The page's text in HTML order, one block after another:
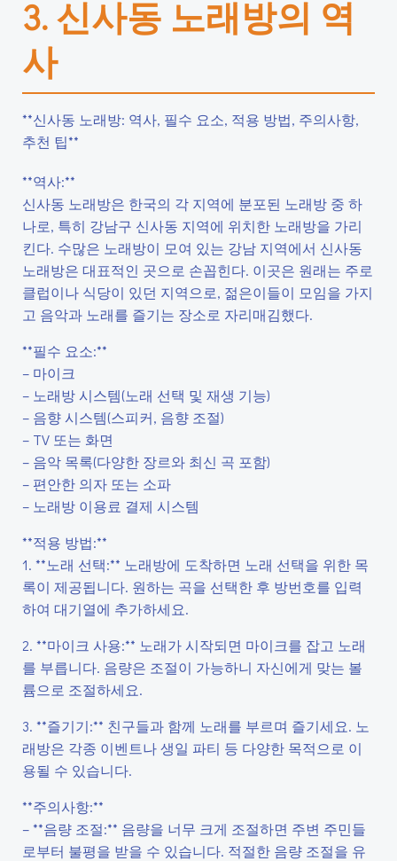
3. 신사동 노래방의 역
사
**신사동 노래방: 역사, 필수 요소, 적용 방법, 주의사항,
추천 팁**
**역사:**
신사동 노래방은 한국의 각 지역에 분포된 노래방 중 하
나로, 특히 강남구 신사동 지역에 위치한 노래방을 가리
킨다. 수많은 노래방이 모여 있는 강남 지역에서 신사동
노래방은 대표적인 곳으로 손꼽힌다. 이곳은 원래는 주로
클럽이나 식당이 있던 지역으로, 젊은이들이 모임을 가지
고 음악과 노래를 즐기는 장소로 자리매김했다.
**필수 요소:**
– 마이크
– 노래방 시스템(노래 선택 및 재생 기능)
– 음향 시스템(스피커, 음향 조절)
– TV 또는 화면
– 음악 목록(다양한 장르와 최신 곡 포함)
– 편안한 의자 또는 소파
– 노래방 이용료 결제 시스템
**적용 방법:**
1. **노래 선택:** 노래방에 도착하면 노래 선택을 위한 목
록이 제공됩니다. 원하는 곡을 선택한 후 방번호를 입력
하여 대기열에 추가하세요.
2. **마이크 사용:** 노래가 시작되면 마이크를 잡고 노래
를 부릅니다. 음량은 조절이 가능하니 자신에게 맞는 볼
륨으로 조절하세요.
3. **즐기기:** 친구들과 함께 노래를 부르며 즐기세요. 노
래방은 각종 이벤트나 생일 파티 등 다양한 목적으로 이
용될 수 있습니다.
**주의사항:**
– **음량 조절:** 음량을 너무 크게 조절하면 주변 주민들
로부터 불평을 받을 수 있습니다. 적절한 음량 조절을 유